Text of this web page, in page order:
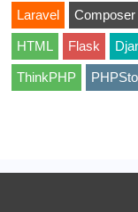
Laravel Composer
HTML Flask
ThinkPHP